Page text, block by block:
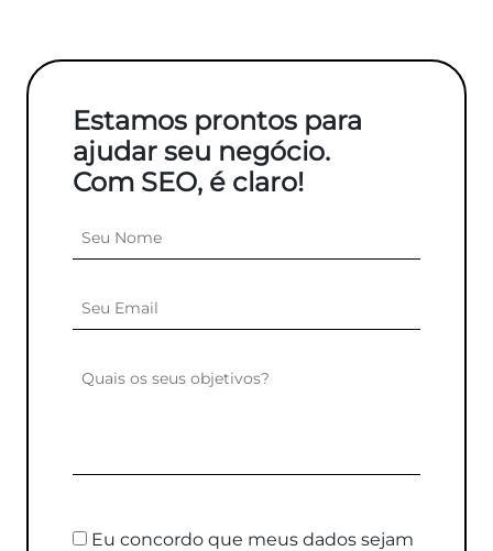
Estamos prontos para
ajudar seu negócio.
Com SEO, é claro!
Eu concordo que meus dados sejam